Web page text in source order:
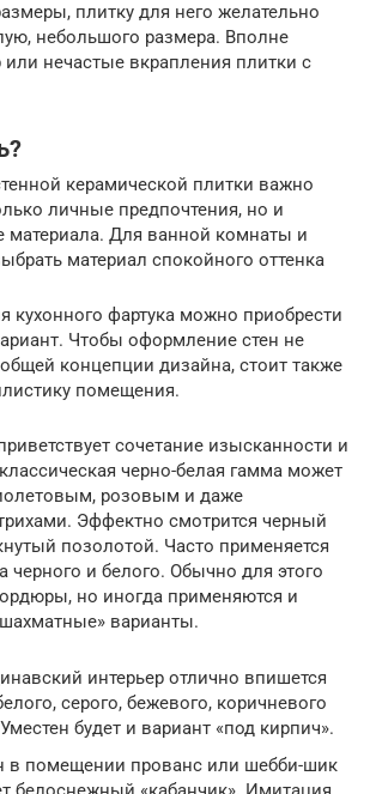
плитку для него желательно
небольшого размера. Вполне
нечастые вкрапления плитки с
керамической плитки важно
личные предпочтения, но и
материала. Для ванной комнаты и
материал спокойного оттенка
кухонного фартука можно приобрести
Чтобы оформление стен не
концепции дизайна, стоит также
помещения.
сочетание изысканности и
черно-белая гамма может
розовым и даже
Эффектно смотрится черный
позолотой. Часто применяется
черного и белого. Обычно для этого
но иногда применяются и
варианты.
интерьер отлично впишется
серого, бежевого, коричневого
будет и вариант «под кирпич».
в помещении прованс или шебби-шик